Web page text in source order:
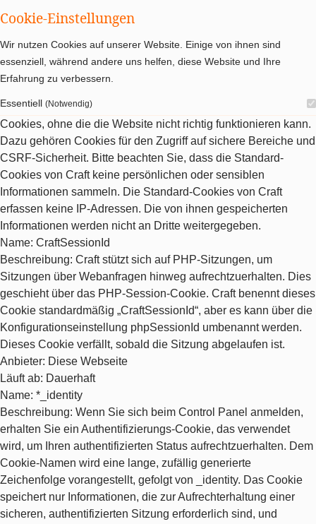
Cookie-Einstellungen
Wir nutzen Cookies auf unserer Website. Einige von ihnen sind
essenziell, während andere uns helfen, diese Website und Ihre
Erfahrung zu verbessern.
Essentiell (Notwendig)
Cookies, ohne die die Website nicht richtig funktionieren kann.
Dazu gehören Cookies für den Zugriff auf sichere Bereiche und
CSRF-Sicherheit. Bitte beachten Sie, dass die Standard-
Cookies von Craft keine persönlichen oder sensiblen
Informationen sammeln. Die Standard-Cookies von Craft
erfassen keine IP-Adressen. Die von ihnen gespeicherten
Informationen werden nicht an Dritte weitergegeben.
Name: CraftSessionId
Beschreibung: Craft stützt sich auf PHP-Sitzungen, um
Sitzungen über Webanfragen hinweg aufrechtzuerhalten. Dies
geschieht über das PHP-Session-Cookie. Craft benennt dieses
Cookie standardmäßig „CraftSessionId“, aber es kann über die
Konfigurationseinstellung phpSessionId umbenannt werden.
Dieses Cookie verfällt, sobald die Sitzung abgelaufen ist.
Anbieter: Diese Webseite
Läuft ab: Dauerhaft
Name: *_identity
Beschreibung: Wenn Sie sich beim Control Panel anmelden,
erhalten Sie ein Authentifizierungs-Cookie, das verwendet
wird, um Ihren authentifizierten Status aufrechtzuerhalten. Dem
Cookie-Namen wird eine lange, zufällig generierte
Zeichenfolge vorangestellt, gefolgt von _identity. Das Cookie
speichert nur Informationen, die zur Aufrechterhaltung einer
sicheren, authentifizierten Sitzung erforderlich sind, und